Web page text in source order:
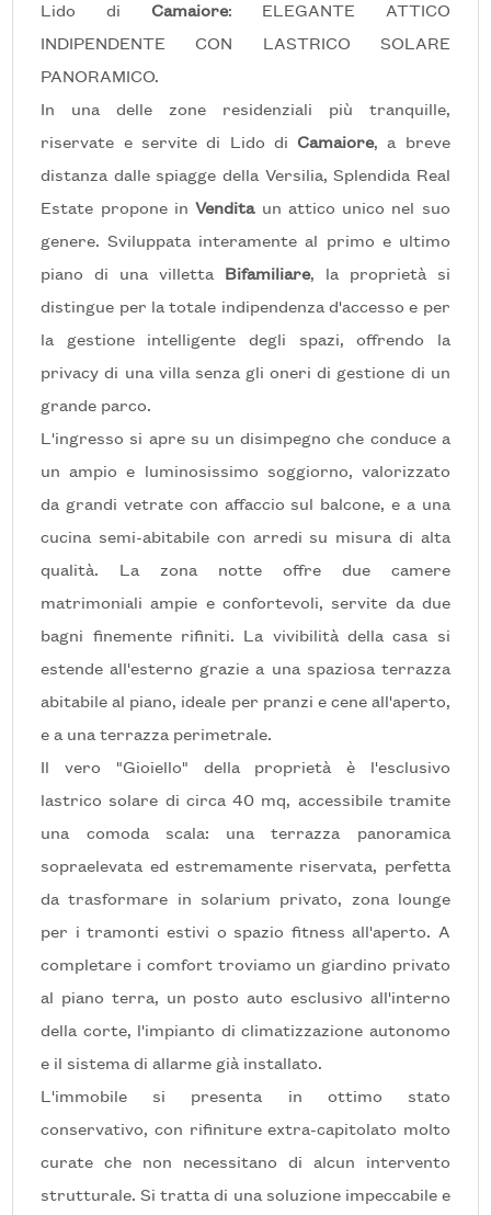
Lido di Camaiore: ELEGANTE ATTICO
INDIPENDENTE CON LASTRICO SOLARE
PANORAMICO.
In una delle zone residenziali più tranquille,
riservate e servite di Lido di Camaiore, a breve
distanza dalle spiagge della Versilia, Splendida Real
Estate propone inVenditaun attico unico nel suo
genere. Sviluppata interamente al primo e ultimo
piano di una villetta Bifamiliare, la proprietà si
distingue per la totale indipendenza d'accesso e per
la gestione intelligente degli spazi, offrendo la
privacy di una villa senza gli oneri di gestione di un
grande parco.
L'ingresso si apre su un disimpegno che conduce a
un ampio e luminosissimo soggiorno, valorizzato
da grandi vetrate con affaccio sul balcone, e a una
cucina semi-abitabile con arredi su misura di alta
qualità. La zona notte offre due camere
matrimoniali ampie e confortevoli, servite da due
bagni finemente rifiniti. La vivibilità della casa si
estende all'esterno grazie a una spaziosa terrazza
abitabile al piano, ideale per pranzi e cene all'aperto,
e a una terrazza perimetrale.
Il vero "Gioiello" della proprietà è l'esclusivo
lastrico solare di circa 40 mq, accessibile tramite
una comoda scala: una terrazza panoramica
sopraelevata ed estremamente riservata, perfetta
da trasformare in solarium privato, zona lounge
per i tramonti estivi o spazio fitness all'aperto. A
completare i comfort troviamo un giardino privato
al piano terra, un posto auto esclusivo all'interno
della corte, l'impianto di climatizzazione autonomo
e il sistema di allarme già installato.
L'immobile si presenta in ottimo stato
conservativo, con rifiniture extra-capitolato molto
curate che non necessitano di alcun intervento
strutturale. Si tratta di una soluzione impeccabile e
Prezzo
Totale
mq
Locali
minimi
Qualsiasi
1
2
3
4
Bagni
minimi
Qualsiasi